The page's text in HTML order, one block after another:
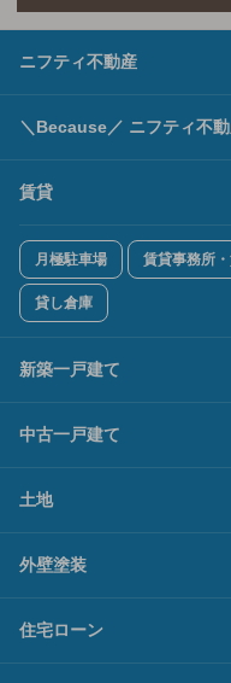
ニフティ不動産
＼Because／ ニフティ不
賃貸
月極駐車場 賃貸事務所
貸し倉庫
新築一戸建て
中古一戸建て
土地
外壁塗装
住宅ローン